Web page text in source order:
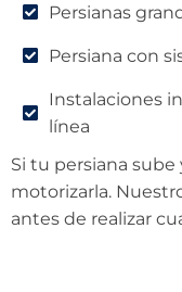
Persianas
Persiana con
Instalaciones
línea
Si tu persiana
motorizarla.
antes de realizar